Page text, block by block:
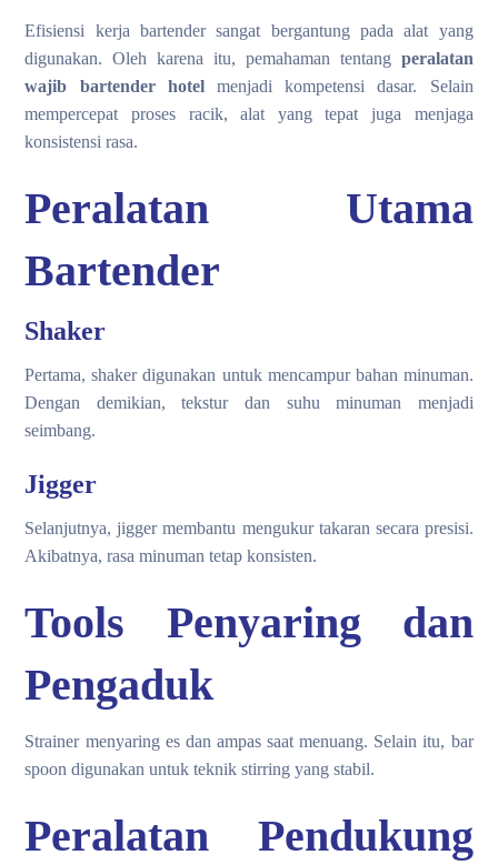
Efisiensi kerja bartender sangat bergantung pada alat yang
digunakan. Oleh karena itu, pemahaman tentang peralatan
wajib bartender hotelmenjadi kompetensi dasar. Selain
mempercepat proses racik, alat yang tepat juga menjaga
konsistensi rasa.
Peralatan Utama
Bartender
Shaker
Pertama, shaker digunakan untuk mencampur bahan minuman.
Dengan demikian, tekstur dan suhu minuman menjadi
seimbang.
Jigger
Selanjutnya, jigger membantu mengukur takaran secara presisi.
Akibatnya, rasa minuman tetap konsisten.
Tools Penyaring dan
Pengaduk
Strainer menyaring es dan ampas saat menuang. Selain itu, bar
spoon digunakan untuk teknik stirring yang stabil.
Peralatan Pendukung